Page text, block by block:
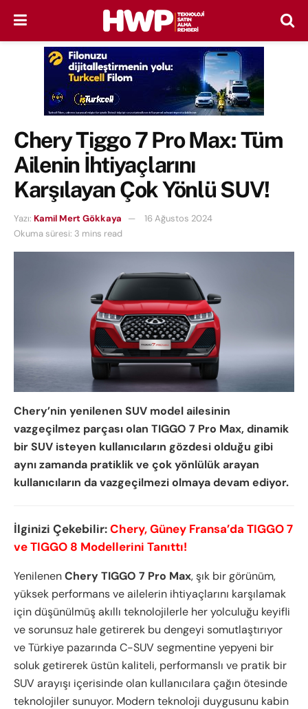
Chery Tiggo 7 Pro Max: Tüm
Ailenin İhtiyaçlarını
Karşılayan Çok Yönlü SUV!
Yazı: Kamil Mert Gökkaya
16 Ağustos 2024
Okuma süresi: 3 mins read
Chery’nin yenilenen SUV model ailesinin
vazgeçilmez parçası olan TIGGO 7 Pro Max, dinamik
bir SUV isteyen kullanıcıların gözdesi olduğu gibi
aynı zamanda pratiklik ve çok yönlülük arayan
kullanıcıların da vazgeçilmezi olmaya devam ediyor.
İlginizi Çekebilir:Chery, Güney Fransa’da TIGGO 7
ve TIGGO 8 Modellerini Tanıttı!
YenilenenChery TIGGO 7 Pro Max, şık bir görünüm,
yüksek performans ve ailelerin ihtiyaçlarını karşılamak
için düşünülmüş akıllı teknolojilerle her yolculuğu keyifli
ve sorunsuz hale getirerek bu dengeyi somutlaştırıyor
ve Türkiye pazarında C-SUV segmentine yepyeni bir
soluk getirerek üstün kaliteli, performanslı ve pratik bir
SUV arayışı içerisinde olan kullanıcılara çağın ötesinde
teknolojiler sunuyor. Modern teknoloji duygusunu kabin